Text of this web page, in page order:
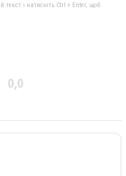
текст і натисніть Ctrl + Enter, щоб
0,0